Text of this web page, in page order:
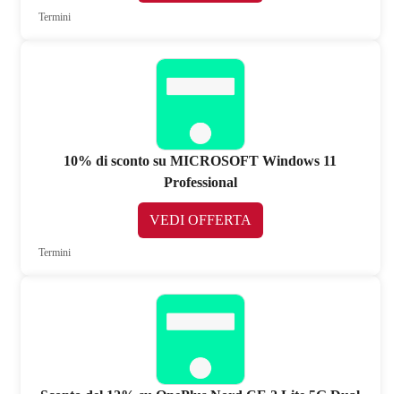
Termini
10% di sconto su MICROSOFT Windows 11
Professional
VEDI OFFERTA
Termini